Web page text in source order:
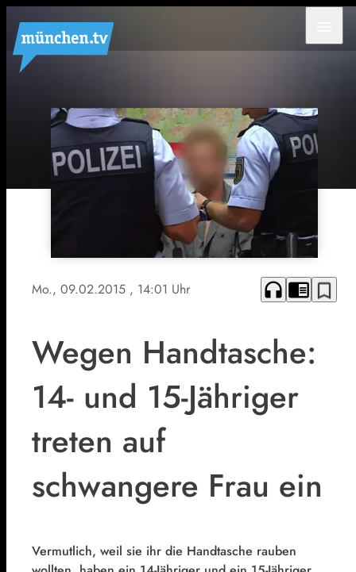
Mo., 09.02.2015 , 14:01 Uhr headphones chrome_reader_mode bookmark_border
Wegen Handtasche:
14- und 15-Jähriger
treten auf
schwangere Frau ein
Vermutlich, weil sie ihr die Handtasche rauben